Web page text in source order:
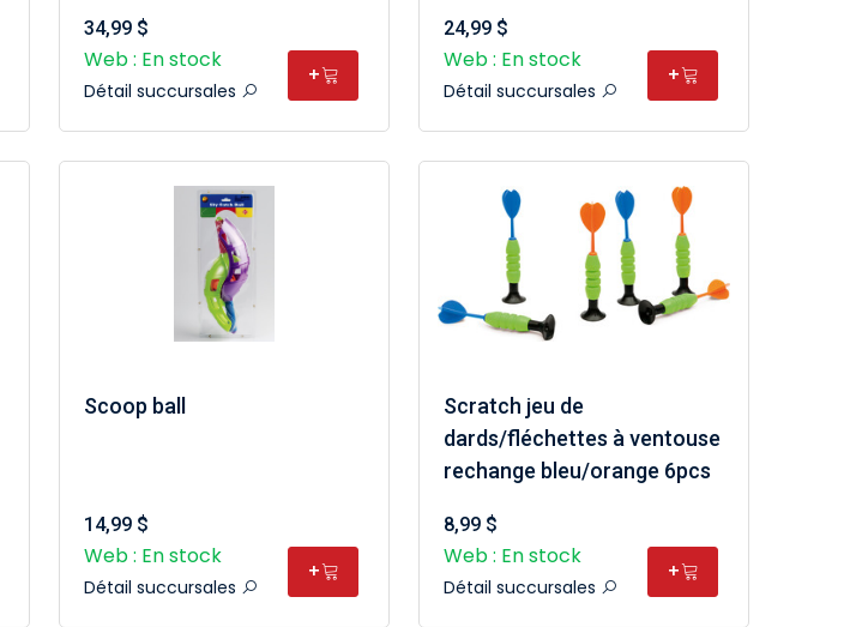
34,99 $
Web : En stock
Détail succursales
+
24,99 $
Web : En stock
Détail succursales
+
Scoop ball
14,99 $
Web : En stock
Détail succursales
+
Scratch jeu de
dards/fléchettes à ventouse
rechange bleu/orange 6pcs
8,99 $
Web : En stock
Détail succursales
+